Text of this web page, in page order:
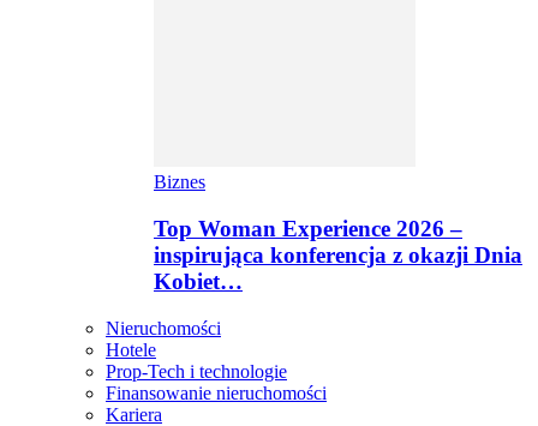
Biznes
Top Woman Experience 2026 –
inspirująca konferencja z okazji Dnia
Kobiet…
Nieruchomości
Hotele
Prop-Tech i technologie
Finansowanie nieruchomości
Kariera